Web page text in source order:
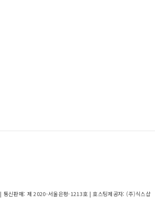
| 통신판매: 제 2020-서울은평-1213호 | 호스팅제공자: (주)식스샵